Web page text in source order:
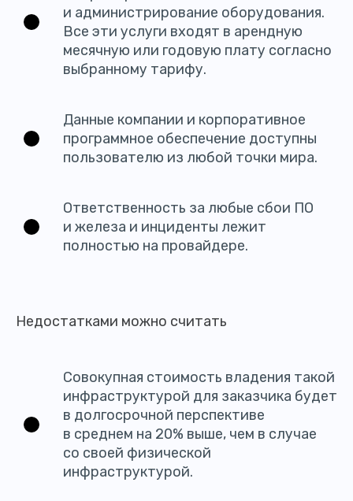
и администрирование оборудования.
Все эти услуги входят в арендную
месячную или годовую плату согласно
выбранному тарифу.
Данные компании и корпоративное
программное обеспечение доступны
пользователю из любой точки мира.
Ответственность за любые сбои ПО
и железа и инциденты лежит
полностью на провайдере.
Недостатками можно считать
Совокупная стоимость владения такой
инфраструктурой для заказчика будет
в долгосрочной перспективе
в среднем на 20% выше, чем в случае
со своей физической
инфраструктурой.